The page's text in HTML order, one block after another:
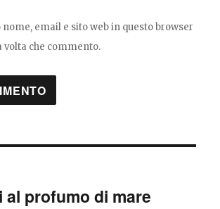
nome, email e sito web in questo browser
volta che commento.
al profumo di mare